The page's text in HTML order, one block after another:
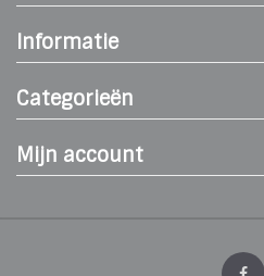
Informatie
Categorieën
Mijn account